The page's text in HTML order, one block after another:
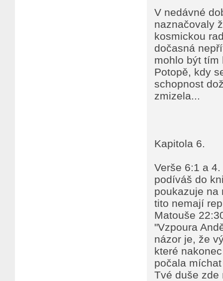
V nedávné
naznačovaly
kosmickou
dočasná
mohlo být tím
Potopě, kdy
schopnost
zmizela...
Kapitola 6.
Verše 6:1 a
podíváš do
poukazuje na
tito nemají
Matouše
"Vzpoura
názor je, že
které
počala
Tvé duše